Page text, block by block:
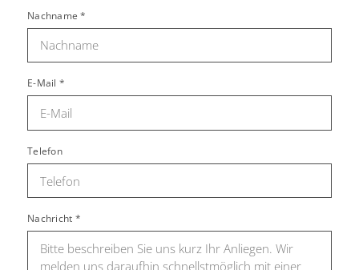
Nachname*
E-Mail *
Telefon
Nachricht *